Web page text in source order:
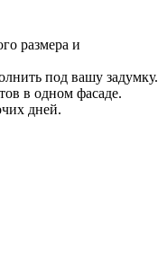
размера и
под вашу задумку.
в одном фасаде.
дней.